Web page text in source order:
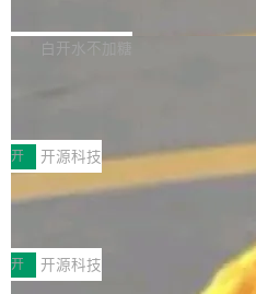
个主 agent 循环，外加一组后台
库，并将作为transport接入
MPComm将作为一种传输引擎接
ENT，实现零拷贝传输性能提升
传输性能最高提升5倍。UCL-
于自研UCL-Engine通信引擎，后
持续开源更多基于UCL-Engine的
件。 腾讯网平团队在UCL-
白开水不加糖
型案例入选名单》，深信服“面向企
开源 AI 编程平台 CoStrict 应用”凭
创新与落地成效成功入选。 全链路
助力企业AI研发安全落地 当前，
经开始引入 AI Coding 工具，通过
型或企业内部部署模型提升研发效
开 开源科技
深信服AI算力网关入选工信部人
前不久，工业和信息化部正式发
智能应用典型案例名单》，集中展
各领域的应用成果，覆盖技术底座
开 开源科技